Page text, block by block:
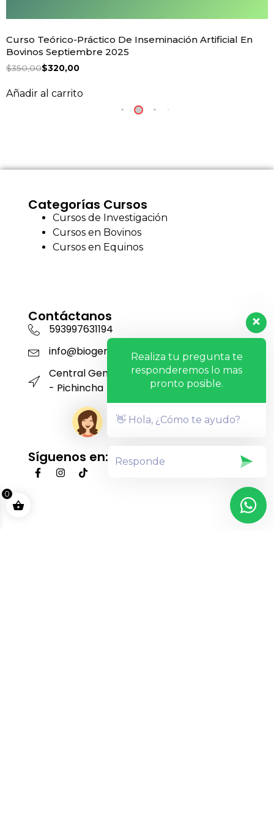
Curso Teórico-Práctico De Inseminación Artificial En
Bovinos Septiembre 2025
$350,00$320,00
Añadir al carrito
Categorías Cursos
Cursos de Investigación
Cursos en Bovinos
Cursos en Equinos
Contáctanos
593997631194
info@biogensa.com.ec
Central Genética San Carlos - Machachi
- Pichincha
Síguenos en:
0
Realiza tu pregunta te
responderemos lo mas
pronto posible.
👋 Hola, ¿Cómo te ayudo?